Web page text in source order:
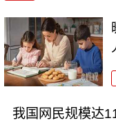
我国网民规模达